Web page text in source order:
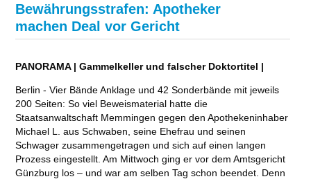
Bewährungsstrafen: Apotheker
machen Deal vor Gericht
PANORAMA | Gammelkeller und falscher Doktortitel |
Berlin - Vier Bände Anklage und 42 Sonderbände mit jeweils
200 Seiten: So viel Beweismaterial hatte die
Staatsanwaltschaft Memmingen gegen den Apothekeninhaber
Michael L. aus Schwaben, seine Ehefrau und seinen
Schwager zusammengetragen und sich auf einen langen
Prozess eingestellt. Am Mittwoch ging er vor dem Amtsgericht
Günzburg los – und war am selben Tag schon beendet. Denn